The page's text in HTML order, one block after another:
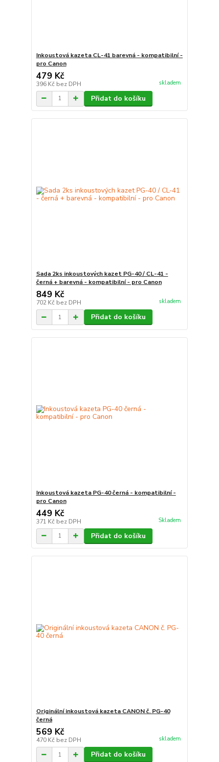
Inkoustová kazeta CL-41 barevná - kompatibilní -
pro Canon
479 Kč
396 Kč bez DPH skladem
Přidat do košíku
Sada 2ks inkoustových kazet PG-40 / CL-41 -
černá + barevná - kompatibilní - pro Canon
849 Kč
702 Kč bez DPH skladem
Přidat do košíku
Inkoustová kazeta PG-40 černá - kompatibilní -
pro Canon
449 Kč
371 Kč bez DPH Skladem
Přidat do košíku
Originální inkoustová kazeta CANON č. PG-40
černá
569 Kč
470 Kč bez DPH skladem
Přidat do košíku